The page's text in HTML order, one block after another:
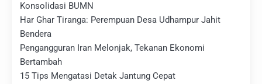
Konsolidasi BUMN
Har Ghar Tiranga: Perempuan Desa Udhampur Jahit
Bendera
Pengangguran Iran Melonjak, Tekanan Ekonomi
Bertambah
15 Tips Mengatasi Detak Jantung Cepat